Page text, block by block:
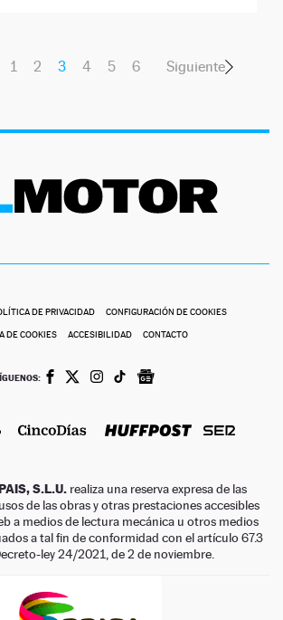
1 2 3 4 5 6 Siguiente
DE PRIVACIDAD CONFIGURACIÓN DE COOKIES
DE COOKIES ACCESIBILIDAD CONTACTO
S.L.U. realiza una reserva expresa de las
de las obras y otras prestaciones accesibles
a medios de lectura mecánica u otros medios
a tal fin de conformidad con el artículo 67.3
ley 24/2021, de 2 de noviembre.